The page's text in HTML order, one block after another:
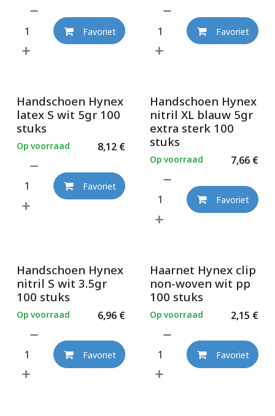
Favoriet Favoriet
Handschoen Hynex
latex S wit 5gr 100
stuks
8,12€
Op voorraad
Favoriet
Handschoen Hynex
nitril XL blauw 5gr
extra sterk 100
stuks
7,66€
Op voorraad
Favoriet
Handschoen Hynex
nitril S wit 3.5gr
100 stuks
6,96€
Op voorraad
Favoriet
Haarnet Hynex clip
non-woven wit pp
100 stuks
2,15 €
Op voorraad
Favoriet